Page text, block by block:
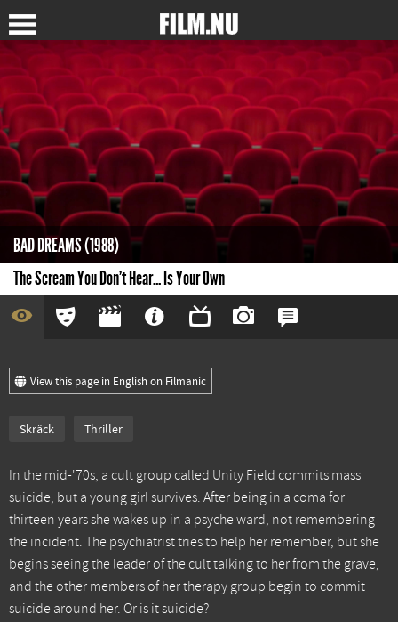
BAD DREAMS (1988)
The Scream You Don't Hear... Is Your Own
View this page in English on Filmanic
Skräck Thriller
In the mid-'70s, a cult group called Unity Field commits mass
suicide, but a young girl survives. After being in a coma for
thirteen years she wakes up in a psyche ward, not remembering
the incident. The psychiatrist tries to help her remember, but she
begins seeing the leader of the cult talking to her from the grave,
and the other members of her therapy group begin to commit
suicide around her. Or is it suicide?